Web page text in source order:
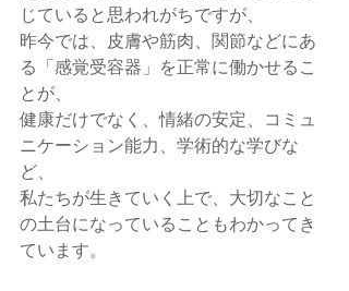
じていると思われがちですが、
昨今では、皮膚や筋肉、関節などにあ
る「感覚受容器」を正常に働かせるこ
とが、
健康だけでなく、情緒の安定、コミュ
ニケーション能力、学術的な学びな
ど、
私たちが生きていく上で、大切なこと
の土台になっていることもわかってき
ています。